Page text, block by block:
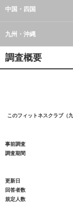
中国・四国
九州・沖縄
調査概要
このフィットネスクラブ（
事前調査
調査期間
更新日
回答者数
規定人数